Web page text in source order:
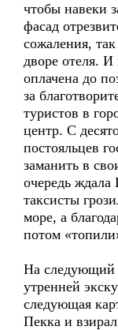
чтобы навеки
фасад
сожаления,
дворе отеля. И
оплачена до
за
туристов в
центр. С
постояльцев
заманить в
очередь
таксисты
море, а
потом
На следующий
утренней
следующая
Пекка и